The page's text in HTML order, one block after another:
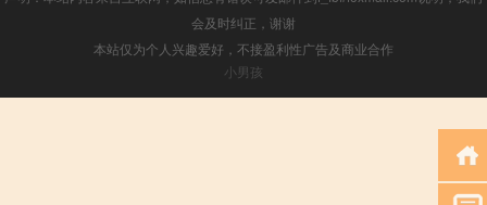
会及时纠正，谢谢
本站仅为个人兴趣爱好，不接盈利性广告及商业合作
小男孩